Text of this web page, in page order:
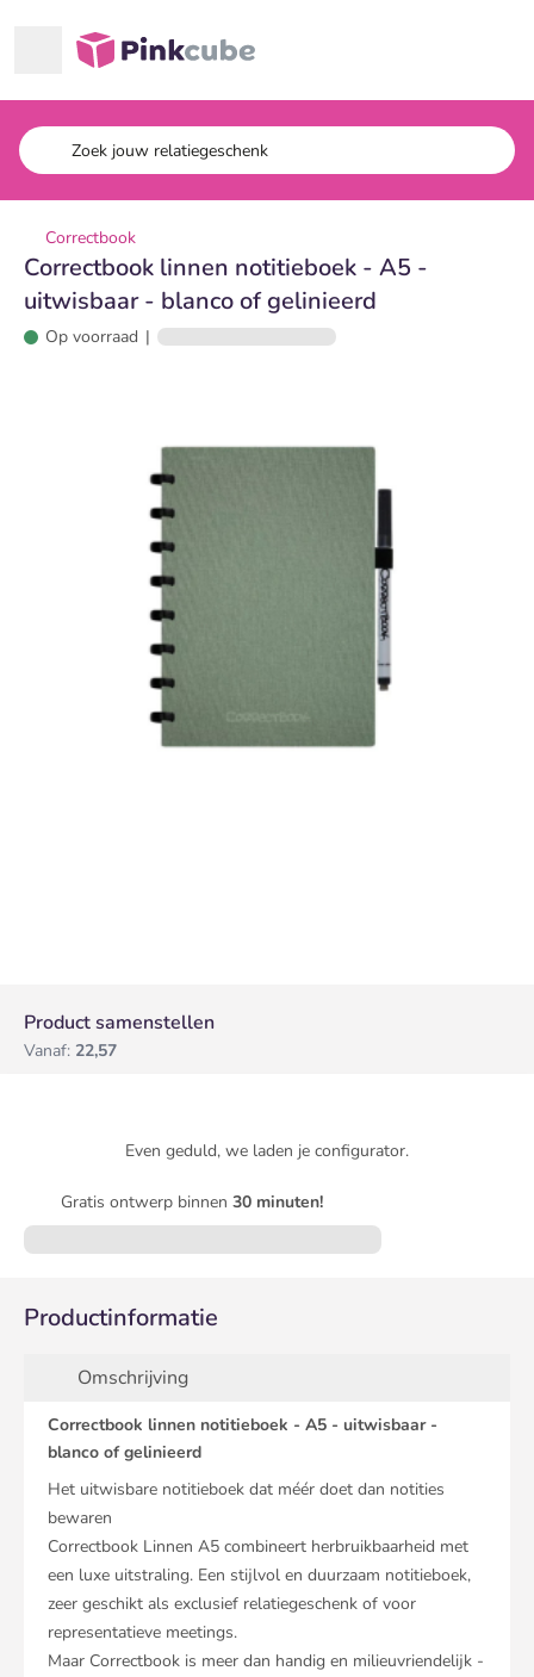
Pinkcube
Correctbook
Correctbook linnen notitieboek - A5 -
uitwisbaar - blanco of gelinieerd
Op voorraad |
Product samenstellen
Vanaf: 22,57
Even geduld, we laden je configurator.
Gratis ontwerp binnen 30 minuten!
Productinformatie
Omschrijving
Correctbook linnen notitieboek - A5 - uitwisbaar -
blanco of gelinieerd
Het uitwisbare notitieboek dat méér doet dan notities
bewaren
Correctbook Linnen A5 combineert herbruikbaarheid met
een luxe uitstraling. Een stijlvol en duurzaam notitieboek,
zeer geschikt als exclusief relatiegeschenk of voor
representatieve meetings.
Maar Correctbook is meer dan handig en milieuvriendelijk -